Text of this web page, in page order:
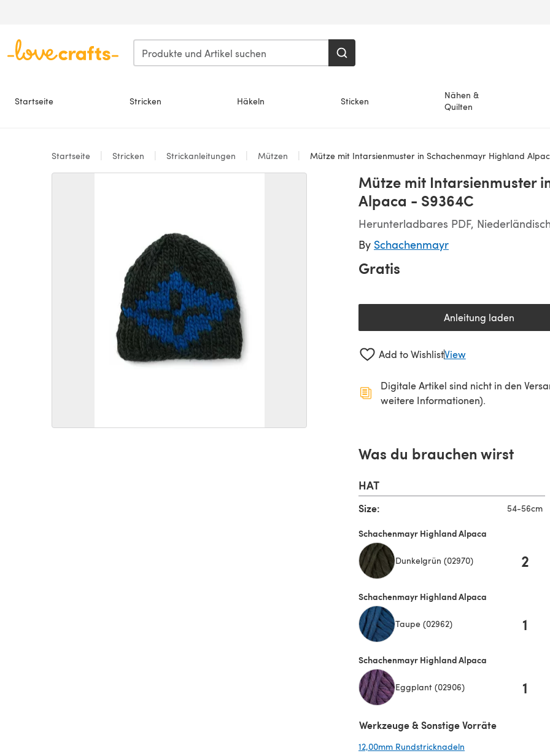
Startseite Stricken Häkeln Sticken
Nähen &
Quilten
Startseite Stricken Strickanleitungen Mützen Mütze mit Intarsienmuster in Schachenmayr Highland
Mütze mit Intarsienmuster
Alpaca - S9364C
Herunterladbares PDF,
By Schachenmayr
Gratis
Anleitung laden
(öffnet sich in
Add to WishlistView
Digitale Artikel sind nicht in den
weitere Informationen).
Was du brauchen wirst
HAT
Size: 54-56cm
Schachenmayr Highland Alpaca
Dunkelgrün (02970) 2
Schachenmayr Highland Alpaca
Taupe (02962) 1
Schachenmayr Highland Alpaca
Eggplant (02906) 1
Werkzeuge & Sonstige Vorräte
12,00mm Rundstricknadeln